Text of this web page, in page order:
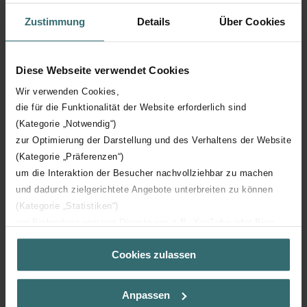
Zustimmung Details Über Cookies
Diese Webseite verwendet Cookies
Wir verwenden Cookies,
die für die Funktionalität der Website erforderlich sind
(Kategorie „Notwendig“)
zur Optimierung der Darstellung und des Verhaltens der Website
(Kategorie „Präferenzen“)
um die Interaktion der Besucher nachvollziehbar zu machen
und dadurch zielgerichtete Angebote unterbreiten zu können
(Kategorie „Statistiken“)
(Kategorie „Marketing“)
Über „Details zeigen“ bzw. die Datenschutzerklärung erhalten
Sie weitere Informationen. Durch die Auswahl der Kategorie
der Auswahl von „Statistiken“ willigen Sie ein, dass wir Ihren
Cookies zulassen
Anpassen